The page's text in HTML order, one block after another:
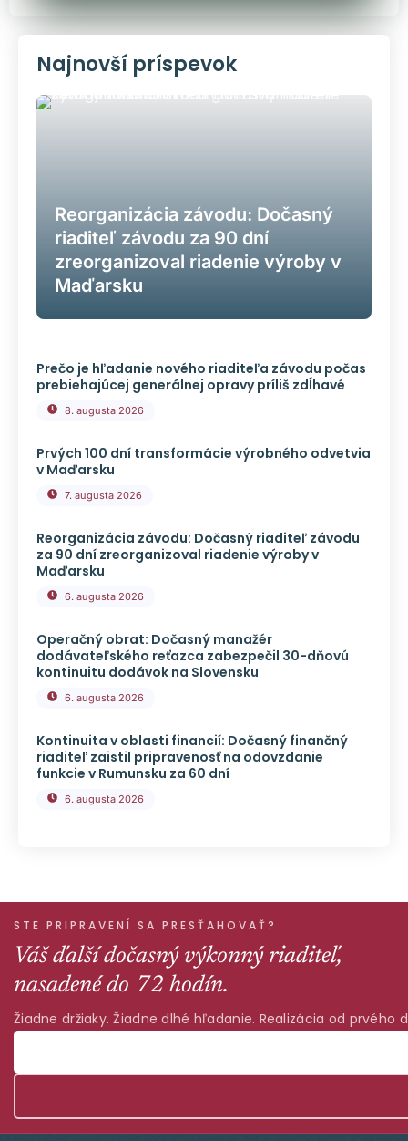
Najnovší príspevok
Reorganizácia závodu: Dočasný
riaditeľ závodu za 90 dní
zreorganizoval riadenie výroby v
Maďarsku
Prečo je hľadanie nového riaditeľa závodu počas
prebiehajúcej generálnej opravy príliš zdĺhavé
8. augusta 2026
Prvých 100 dní transformácie výrobného odvetvia
v Maďarsku
7. augusta 2026
Reorganizácia závodu: Dočasný riaditeľ závodu
za 90 dní zreorganizoval riadenie výroby v
Maďarsku
6. augusta 2026
Operačný obrat: Dočasný manažér
dodávateľského reťazca zabezpečil 30-dňovú
kontinuitu dodávok na Slovensku
6. augusta 2026
Kontinuita v oblasti financií: Dočasný finančný
riaditeľ zaistil pripravenosť na odovzdanie
funkcie v Rumunsku za 60 dní
6. augusta 2026
STE PRIPRAVENÍ SA PRESŤAHOVAŤ?
Váš ďalší dočasný výkonný riaditeľ,
nasadené do 72 hodín.
Žiadne držiaky. Žiadne dlhé hľadanie. Realizácia od prvého